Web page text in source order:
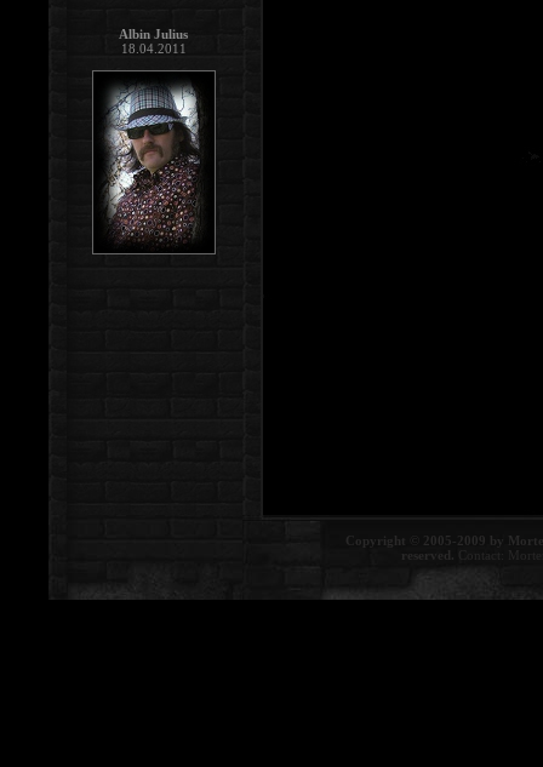
Copyright © 2005-2009 by
reserved. Contact:
Albin Julius
18.04.2011